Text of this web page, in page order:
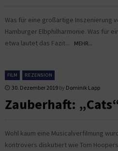
Was für eine großartige Inszenierung
Hamburger Elbphilharmonie. Was für
etwa lautet das Fazit...
MEHR...
FILM REZENSION
30. Dezember 2019 by Dominik Lapp
Zauberhaft:
Wohl kaum eine Musicalverfilmung
kontrovers diskutiert wie Tom